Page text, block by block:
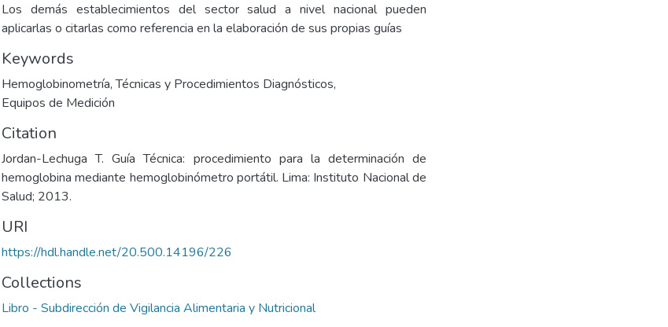
Los demás establecimientos del sector salud a nivel nacional pueden
aplicarlas o citarlas como referencia en la elaboración de sus propias guías
Keywords
Hemoglobinometría,Técnicas y Procedimientos Diagnósticos,
Equipos de Medición
Citation
Jordan-Lechuga T. Guía Técnica: procedimiento para la determinación de
hemoglobina mediante hemoglobinómetro portátil. Lima: Instituto Nacional de
Salud; 2013.
URI
https://hdl.handle.net/20.500.14196/226
Collections
Libro - Subdirección de Vigilancia Alimentaria y Nutricional